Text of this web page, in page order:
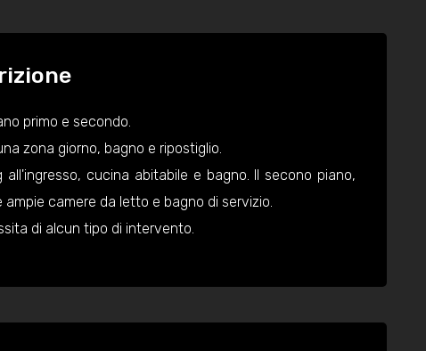
primo e secondo.
zona giorno, bagno e ripostiglio.
cucina abitabile e bagno. Il secono piano,
camere da letto e bagno di servizio.
di alcun tipo di intervento.